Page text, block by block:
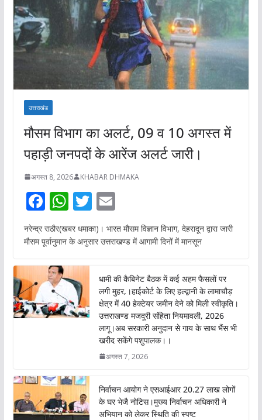
उत्तराखंड
मौसम विभाग का अलर्ट, 09 व 10 अगस्त में
पहाड़ी जनपदों के आरेंज अलर्ट जारी।
अगस्त 8, 2026 KHABAR DHMAKA
F
ac
e
o
o
k
W
h
at
A
p
p
T
w
itt
E
m
ai
नरेन्द्र राठौर(खबर धमाका)। भारत मौसम विज्ञान विभाग, देहरादून द्वारा जारी
मौसम पूर्वानुमान के अनुसार उत्तराखण्ड में आगामी दिनों में मानसून
धामी की कैबिनेट बैठक में कई अहम फैसलों पर
लगी मुहर,।हाईकोर्ट के लिए हल्द्वानी के लामाचौड़
क्षेत्र में 40 हेक्टेयर जमीन देने को मिली स्वीकृति।
उत्तराखण्ड मजदूरी संहिता नियमावली, 2026
लागू।अब सरकारी अनुदान से गाय के साथ भैंस भी
खरीद सकेंगे पशुपालक।।
अगस्त 7, 2026
निर्वाचन आयोग ने एसआईआर 20.27 लाख लोगों
के घर भेजै नोटिस।मुख्य निर्वाचन अधिकारी ने
अभियान को लेकर स्थिति की स्पष्ट